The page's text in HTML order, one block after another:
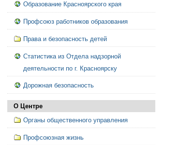
Образование Красноярского края
Профсоюз работников образования
Права и безопасность детей
Статистика из Отдела надзорной
деятельности по г. Красноярску
Дорожная безопасность
О Центре
Органы общественного управления
Профсоюзная жизнь